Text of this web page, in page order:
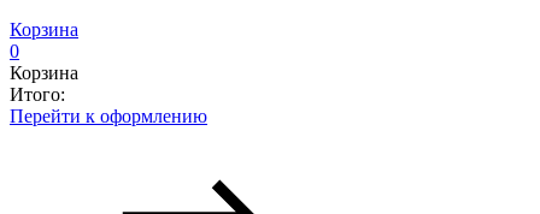
Корзина
0
Корзина
Итого:
Перейти к оформлению